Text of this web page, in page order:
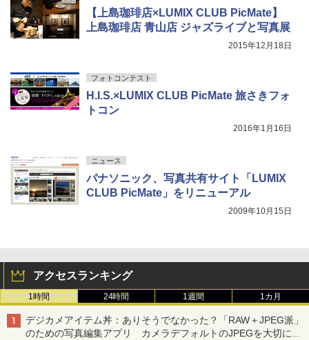
【上島珈琲店×LUMIX CLUB PicMate】
上島珈琲店 青山店 ジャズライブと写真展
2015年12月18日
フォトコンテスト
H.I.S.×LUMIX CLUB PicMate 旅さきフォ
トコン
2016年1月16日
ニュース
パナソニック、写真共有サイト「LUMIX
CLUB PicMate」をリニューアル
2009年10月15日
アクセスランキング
1時間 24時間 1週間 1カ月
デジカメアイテム丼：ありそうでなかった？「RAW＋JPEG派」
のための写真編集アプリ カメラデフォルトのJPEGを大切にす